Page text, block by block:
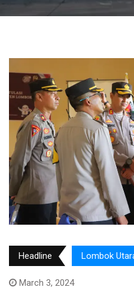
Headline Lombok
March 3, 2024